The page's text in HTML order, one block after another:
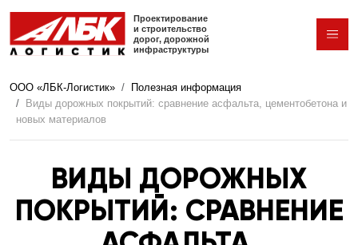
Проектирование
и строительство
дорог, дорожной
инфраструктуры
ООО «ЛБК-Логистик»
Полезная информация
Виды дорожных покрытий: сравнение асфальта, цементобетона и
новых материалов
ВИДЫ ДОРОЖНЫХ
ПОКРЫТИЙ: СРАВНЕНИЕ